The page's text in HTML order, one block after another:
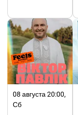
08 августа 20:00,
Сб